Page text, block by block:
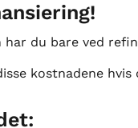
har du bare ved
kostnadene